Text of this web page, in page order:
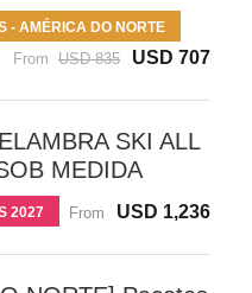
- AMÉRICA DO NORTE
From USD 835 USD 707
SKI ALL
MEDIDA
2027 From USD 1,236